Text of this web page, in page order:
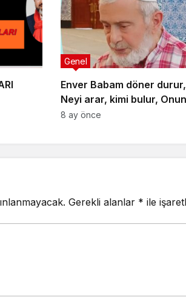
Enver Babam döner durur,
Neyi arar, kimi bulur, Onun
yolu Hak Yoludur, İnan ki o
Genel
8 ay önce
Gerekli alanlar * ile